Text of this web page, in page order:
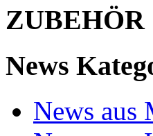
ZUBEHÖR
News
News aus